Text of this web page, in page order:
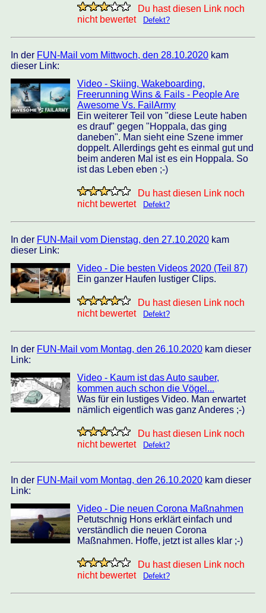
Du hast diesen Link noch
nicht bewertet
Defekt?
In der FUN-Mail vom Mittwoch, den 28.10.2020 kam
dieser Link:
Video - Skiing, Wakeboarding,
Freerunning Wins & Fails - People Are
Awesome Vs. FailArmy
Ein weiterer Teil von "diese Leute haben
es drauf" gegen "Hoppala, das ging
daneben". Man sieht eine Szene immer
doppelt. Allerdings geht es einmal gut und
beim anderen Mal ist es ein Hoppala. So
ist das Leben eben ;-)
Du hast diesen Link noch
nicht bewertet
Defekt?
In der FUN-Mail vom Dienstag, den 27.10.2020 kam
dieser Link:
Video - Die besten Videos 2020 (Teil 87)
Ein ganzer Haufen lustiger Clips.
Du hast diesen Link noch
nicht bewertet
Defekt?
In der FUN-Mail vom Montag, den 26.10.2020 kam dieser
Link:
Video - Kaum ist das Auto sauber,
kommen auch schon die Vögel...
Was für ein lustiges Video. Man erwartet
nämlich eigentlich was ganz Anderes ;-)
Du hast diesen Link noch
nicht bewertet
Defekt?
In der FUN-Mail vom Montag, den 26.10.2020 kam dieser
Link:
Video - Die neuen Corona Maßnahmen
Petutschnig Hons erklärt einfach und
verständlich die neuen Corona
Maßnahmen. Hoffe, jetzt ist alles klar ;-)
Du hast diesen Link noch
nicht bewertet
Defekt?